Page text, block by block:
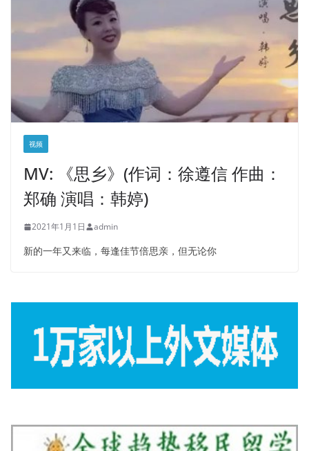
视频
MV: 《思乡》(作词：徐遵信 作曲：
郑确 演唱：韩婷)
2021年1月1日 admin
新的一年又来临，每逢佳节倍思亲，但无论你